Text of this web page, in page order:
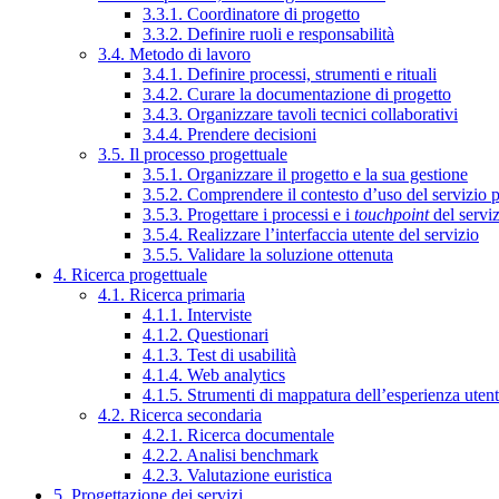
3.3.1. Coordinatore di progetto
3.3.2. Definire ruoli e responsabilità
3.4. Metodo di lavoro
3.4.1. Definire processi, strumenti e rituali
3.4.2. Curare la documentazione di progetto
3.4.3. Organizzare tavoli tecnici collaborativi
3.4.4. Prendere decisioni
3.5. Il processo progettuale
3.5.1. Organizzare il progetto e la sua gestione
3.5.2. Comprendere il contesto d’uso del servizio
3.5.3. Progettare i processi e i touchpointdel
3.5.4. Realizzare l’interfaccia utente del servizio
3.5.5. Validare la soluzione ottenuta
4. Ricerca progettuale
4.1. Ricerca primaria
4.1.1. Interviste
4.1.2. Questionari
4.1.3. Test di usabilità
4.1.4. Web analytics
4.1.5. Strumenti di mappatura dell’esperienza
4.2. Ricerca secondaria
4.2.1. Ricerca documentale
4.2.2. Analisi benchmark
4.2.3. Valutazione euristica
5. Progettazione dei servizi